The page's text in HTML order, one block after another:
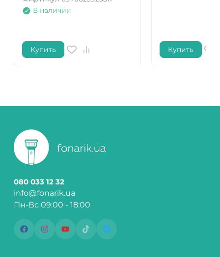
В наличии
Купить Купить
080 033 12 32
info@fonarik.ua
Пн-Вс 09:00 - 18:00